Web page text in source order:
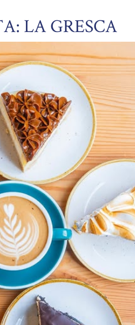
LA GRESCA